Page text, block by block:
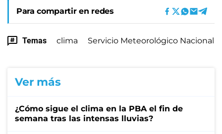
Para compartir en redes
Temas clima Servicio Meteorológico Nacional
Ver más
¿Cómo sigue el clima en la PBA el fin de
semana tras las intensas lluvias?